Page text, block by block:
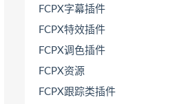
FCPX字幕插件
FCPX特效插件
FCPX调色插件
FCPX资源
FCPX跟踪类插件